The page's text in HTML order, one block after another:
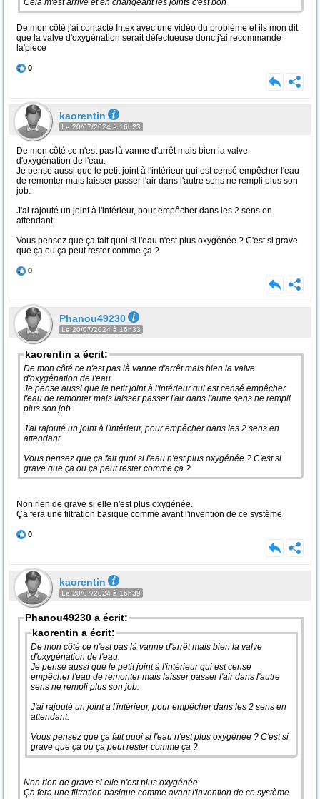
Cela m'est arrivé et en changeant les joints c'est bon
De mon côté j'ai contacté Intex avec une vidéo du problème et ils mon dit
que la valve d'oxygénation serait défectueuse donc j'ai recommandé
la'piece
0
kaorentin
Le 20/07/2024 à 16h23
De mon côté ce n'est pas là vanne d'arrêt mais bien la valve
d'oxygénation de l'eau.
Je pense aussi que le petit joint à l'intérieur qui est censé empêcher l'eau
de remonter mais laisser passer l'air dans l'autre sens ne rempli plus son
job.
J'ai rajouté un joint à l'intérieur, pour empêcher dans les 2 sens en
attendant.
Vous pensez que ça fait quoi si l'eau n'est plus oxygénée ? C'est si grave
que ça ou ça peut rester comme ça ?
0
Phanou49230
Le 20/07/2024 à 16h33
kaorentin a écrit:
De mon côté ce n'est pas là vanne d'arrêt mais bien la valve
d'oxygénation de l'eau.
Je pense aussi que le petit joint à l'intérieur qui est censé empêcher
l'eau de remonter mais laisser passer l'air dans l'autre sens ne rempli
plus son job.
J'ai rajouté un joint à l'intérieur, pour empêcher dans les 2 sens en
attendant.
Vous pensez que ça fait quoi si l'eau n'est plus oxygénée ? C'est si
grave que ça ou ça peut rester comme ça ?
Non rien de grave si elle n'est plus oxygénée.
Ça fera une filtration basique comme avant l'invention de ce système
0
kaorentin
Le 20/07/2024 à 16h39
Phanou49230 a écrit:
kaorentin a écrit:
De mon côté ce n'est pas là vanne d'arrêt mais bien la valve
d'oxygénation de l'eau.
Je pense aussi que le petit joint à l'intérieur qui est censé
empêcher l'eau de remonter mais laisser passer l'air dans l'autre
sens ne rempli plus son job.
J'ai rajouté un joint à l'intérieur, pour empêcher dans les 2 sens en
attendant.
Vous pensez que ça fait quoi si l'eau n'est plus oxygénée ? C'est si
grave que ça ou ça peut rester comme ça ?
Non rien de grave si elle n'est plus oxygénée.
Ça fera une filtration basique comme avant l'invention de ce système